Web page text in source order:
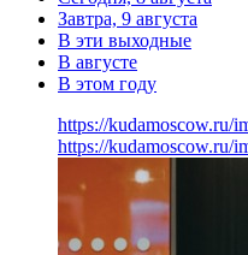
Завтра, 9 августа
В эти выходные
В августе
В этом году
https://kudamoscow.ru/
https://kudamoscow.ru/